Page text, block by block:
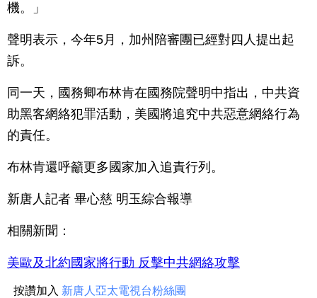
機。」
聲明表示，今年5月，加州陪審團已經對四人提出起
訴。
同一天，國務卿布林肯在國務院聲明中指出，中共資
助黑客網絡犯罪活動，美國將追究中共惡意網絡行為
的責任。
布林肯還呼籲更多國家加入追責行列。
新唐人記者 畢心慈 明玉綜合報導
相關新聞：
美歐及北約國家將行動 反擊中共網絡攻擊
按讚加入 新唐人亞太電視台粉絲團